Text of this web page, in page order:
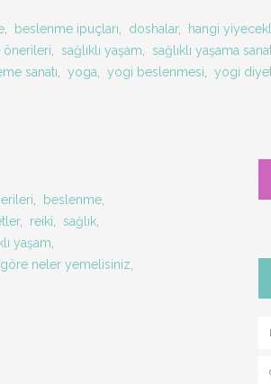
, beslenme ipuçları doshalar, hangi
önerileri sağlıklı yaşam sağlıklı yaşama
sanatı yoga yogi beslenmesi yogi
beslenme
, reiki sağlık
yaşam
neler yemelisiniz